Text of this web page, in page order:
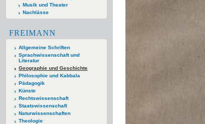
Musik und Theater
Nachlässe
FREIMANN
Allgemeine Schriften
Sprachwissenschaft und
Literatur
Geographie und Geschichte
Philosophie und Kabbala
Pädagogik
Künste
Rechtswissenschaft
Staatswissenschaft
Naturwissenschaften
Theologie